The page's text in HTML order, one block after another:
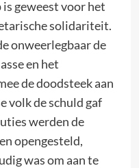
geweest voor het
solidariteit.
onweerlegbaar de
en het
de doodsteek aan
volk de schuld gaf
werden de
opengesteld,
was om aan te